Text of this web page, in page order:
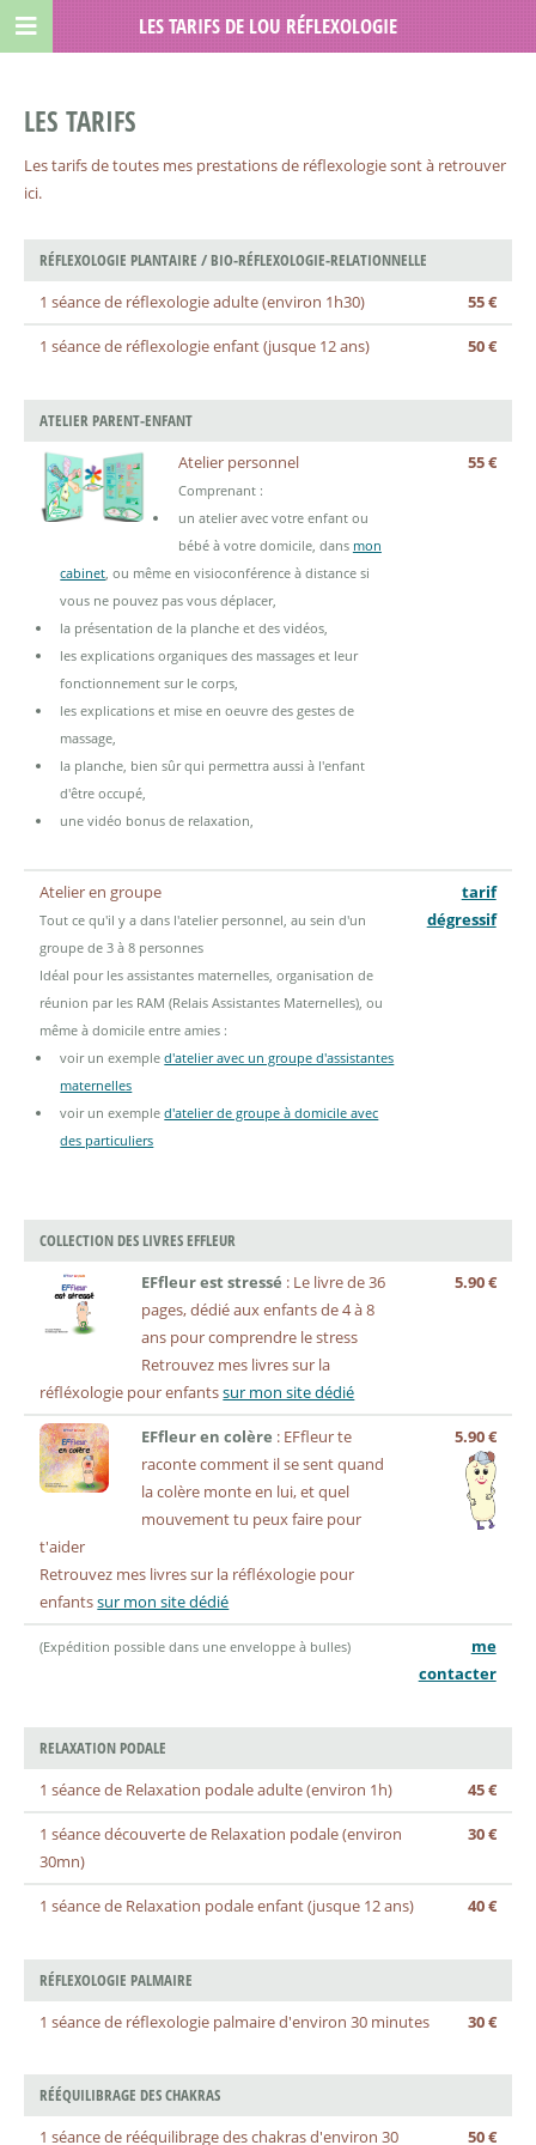
LES TARIFS
Les tarifs de toutes mes prestations de réflexologie sont à retrouver
ici.
RÉFLEXOLOGIE PLANTAIRE / BIO-RÉFLEXOLOGIE-RELATIONNELLE
1 séance de réflexologie adulte (environ 1h30)
55 €
1 séance de réflexologie enfant (jusque 12 ans) 50 €
ATELIER PARENT-ENFANT
Atelier personnel
Comprenant :
un atelier avec votre enfant ou
bébé à votre domicile, dans mon
cabinet , ou même en visioconférence à distance si
vous ne pouvez pas vous déplacer,
la présentation de la planche et des vidéos,
les explications organiques des massages et leur
fonctionnement sur le corps,
les explications et mise en oeuvre des gestes de
massage,
la planche, bien sûr qui permettra aussi à l'enfant
d'être occupé,
une vidéo bonus de relaxation,
55 €
Atelier en groupe
Tout ce qu'il y a dans l'atelier personnel, au sein d'un
groupe de 3 à 8 personnes
Idéal pour les assistantes maternelles, organisation de
réunion par les RAM (Relais Assistantes Maternelles), ou
même à domicile entre amies :
voir un exempled'atelier avec un groupe d'assistantes
maternelles
voir un exempled'atelier de groupe à domicile avec
des particuliers
tarif
dégressif
COLLECTION DES LIVRES EFFLEUR
EFfleur est stressé : Le livre de 36
pages, dédié aux enfants de 4 à 8
ans pour comprendre le stress
Retrouvez mes livres sur la
réfléxologie pour enfantssur mon site dédié
5.90 €
EFfleur en colère : EFfleur te
raconte comment il se sent quand
la colère monte en lui, et quel
mouvement tu peux faire pour
t'aider
Retrouvez mes livres sur la réfléxologie pour
enfantssur mon site dédié
5.90 €
(Expédition possible dans une enveloppe à bulles)
me
contacter
RELAXATION PODALE
1 séance de Relaxation podale adulte (environ 1h)
45 €
1 séance découverte de Relaxation podale (environ
30mn)
30 €
1 séance de Relaxation podale enfant (jusque 12 ans) 40 €
RÉFLEXOLOGIE PALMAIRE
1 séance de réflexologie palmaire d'environ 30 minutes
30 €
RÉÉQUILIBRAGE DES CHAKRAS
1 séance de rééquilibrage des chakras d'environ 30
50 €
LES TARIFS DE LOU RÉFLEXOLOGIE